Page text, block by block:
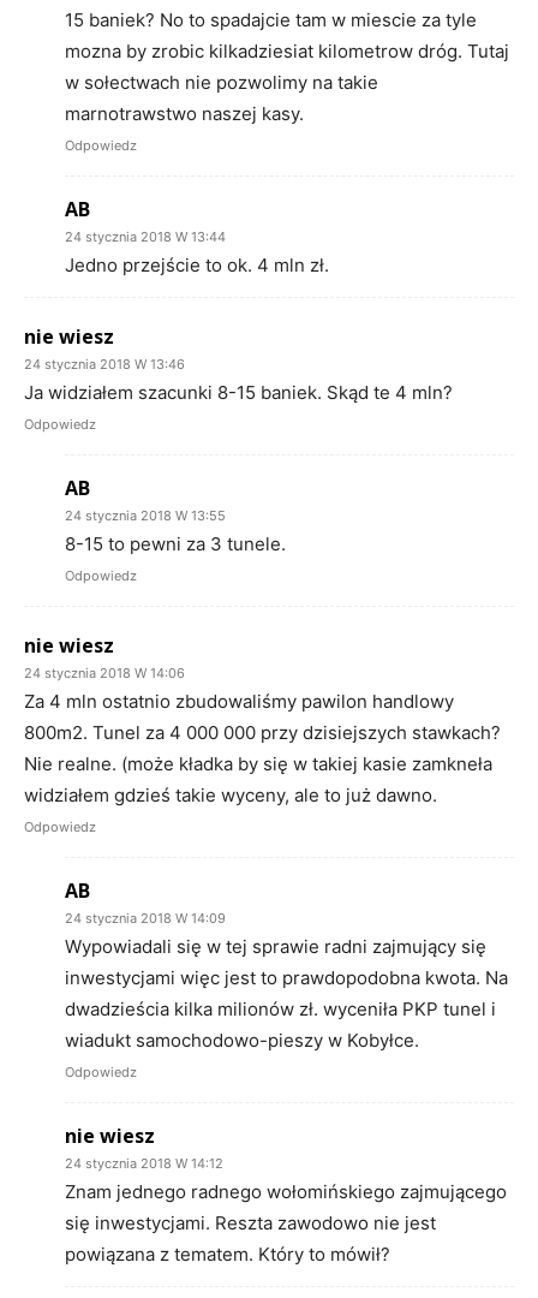
15 baniek? No to spadajcie tam w miescie za tyle
mozna by zrobic kilkadziesiat kilometrow dróg. Tutaj
w sołectwach nie pozwolimy na takie
marnotrawstwo naszej kasy.
Odpowiedz
AB
24 stycznia 2018 W 13:44
Jedno przejście to ok. 4 mln zł.
nie wiesz
24 stycznia 2018 W 13:46
Ja widziałem szacunki 8-15 baniek. Skąd te 4 mln?
Odpowiedz
AB
24 stycznia 2018 W 13:55
8-15 to pewni za 3 tunele.
Odpowiedz
nie wiesz
24 stycznia 2018 W 14:06
Za 4 mln ostatnio zbudowaliśmy pawilon handlowy
800m2. Tunel za 4 000 000 przy dzisiejszych stawkach?
Nie realne. (może kładka by się w takiej kasie zamkneła
widziałem gdzieś takie wyceny, ale to już dawno.
Odpowiedz
AB
24 stycznia 2018 W 14:09
Wypowiadali się w tej sprawie radni zajmujący się
inwestycjami więc jest to prawdopodobna kwota. Na
dwadzieścia kilka milionów zł. wyceniła PKP tunel i
wiadukt samochodowo-pieszy w Kobyłce.
Odpowiedz
nie wiesz
24 stycznia 2018 W 14:12
Znam jednego radnego wołomińskiego zajmującego
się inwestycjami. Reszta zawodowo nie jest
powiązana z tematem. Który to mówił?